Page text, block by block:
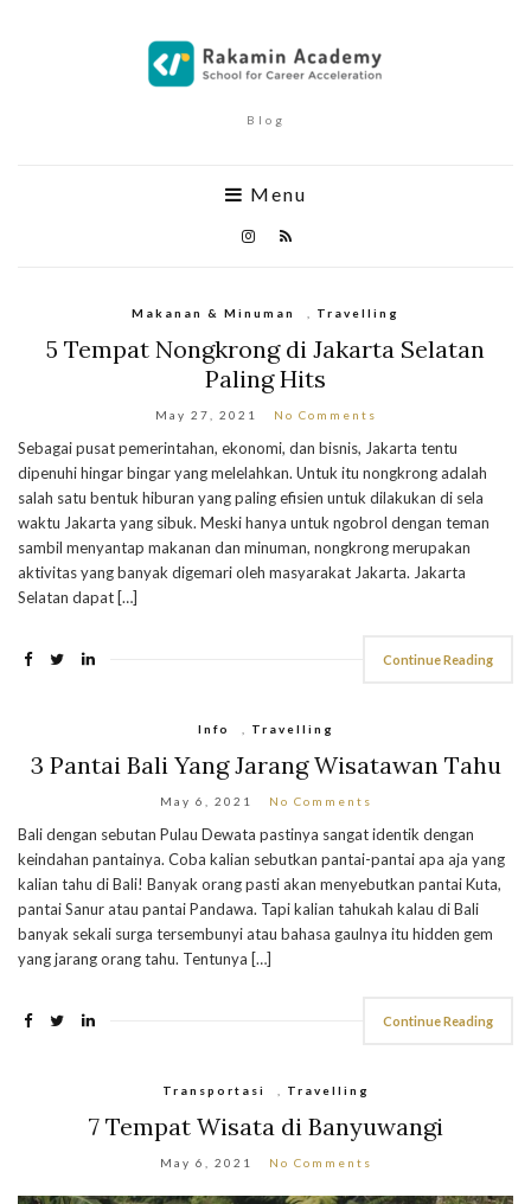
Blog
Menu
Makanan & Minuman Travelling
5 Tempat Nongkrong di Jakarta Selatan
Paling Hits
May 27, 2021 No Comments
Sebagai pusat pemerintahan, ekonomi, dan bisnis, Jakarta tentu
dipenuhi hingar bingar yang melelahkan. Untuk itu nongkrong adalah
salah satu bentuk hiburan yang paling efisien untuk dilakukan di sela
waktu Jakarta yang sibuk. Meski hanya untuk ngobrol dengan teman
sambil menyantap makanan dan minuman, nongkrong merupakan
aktivitas yang banyak digemari oleh masyarakat Jakarta. Jakarta
Selatan dapat […]
Continue Reading
Info Travelling
3 Pantai Bali Yang Jarang Wisatawan Tahu
May 6, 2021 No Comments
Bali dengan sebutan Pulau Dewata pastinya sangat identik dengan
keindahan pantainya. Coba kalian sebutkan pantai-pantai apa aja yang
kalian tahu di Bali! Banyak orang pasti akan menyebutkan pantai Kuta,
pantai Sanur atau pantai Pandawa. Tapi kalian tahukah kalau di Bali
banyak sekali surga tersembunyi atau bahasa gaulnya itu hidden gem
yang jarang orang tahu. Tentunya […]
Continue Reading
Transportasi Travelling
7 Tempat Wisata di Banyuwangi
May 6, 2021 No Comments